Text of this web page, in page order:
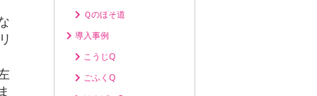
Ｑのほそ道
導入事例
こうじQ
ごふくQ